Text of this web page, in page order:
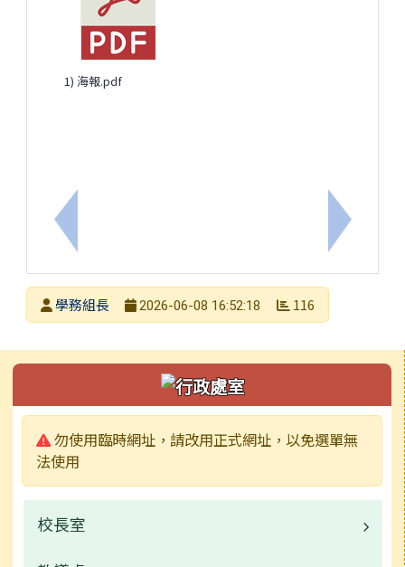
上一筆：轉知運動部重申各單位所屬人員赴陸參賽
1) 海報.pdf
下一筆：
發布者
學務組長
2026-06-08 16:52:18 116
左邊區域內容
警告:
勿使用臨時網址，請改用正式網址，以免選單無
法使用
校長室